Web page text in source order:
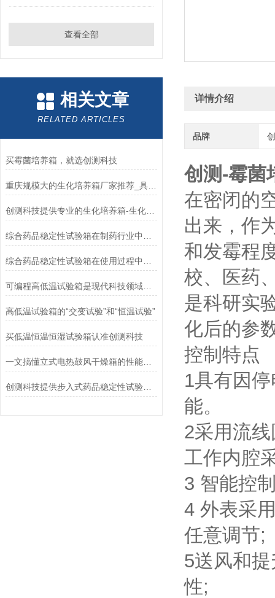
查看全部
相关文章
RELATED ARTICLES
买霉菌培养箱，就选创测科技
重庆规模大的生化培养箱厂家推荐_具有价值的生化培养箱
创测科技提供专业的生化培养箱-生化培养箱价格如何
可编程高低温试验箱是现代科技领域中不可或缺的一种物理实验设备
高低温试验箱的“交变试验”和“恒温试验”
买低温恒温恒湿试验箱认准创测科技
一文搞懂立式电热鼓风干燥箱的性能特点
创测科技提供步入式药品稳定性试验室_具有价值的步入式药品稳定性试验室
详情介绍
品牌
创测-霉菌
在密闭的
出来，作
和发霉程
校、医药
是科研实
化后的参
控制特点
1具有因
能。
2采用流
工作内腔
3 智能控
4 外表采
任意调节;
5送风和
性;